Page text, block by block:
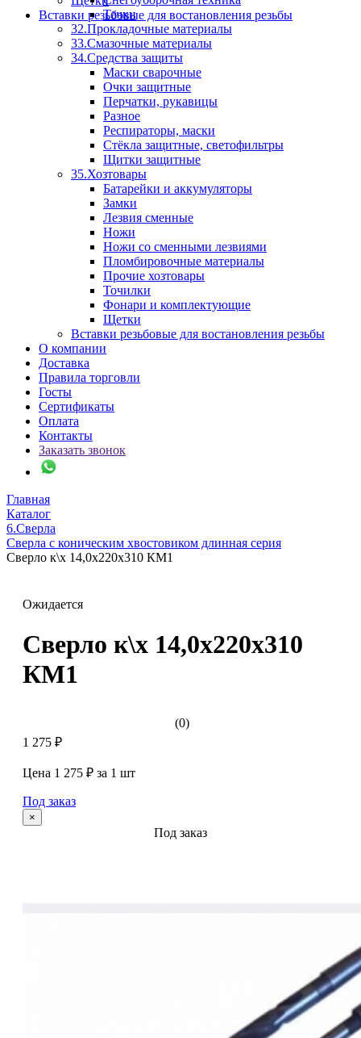
Вставки резьбовые для востановления резьбы
Тачки
32.Прокладочные материалы
33.Смазочные материалы
34.Средства защиты
Маски сварочные
Очки защитные
Перчатки, рукавицы
Разное
Респираторы, маски
Стёкла защитные, светофильтры
Щитки защитные
35.Хозтовары
Батарейки и аккумуляторы
Замки
Лезвия сменные
Ножи
Ножи со сменными лезвиями
Пломбировочные материалы
Прочие хозтовары
Точилки
Фонари и комплектующие
Щетки
Вставки резьбовые для востановления резьбы
О компании
Доставка
Правила торговли
Госты
Сертификаты
Оплата
Контакты
Заказать звонок
Главная
Каталог
6.Сверла
Сверла с коническим хвостовиком длинная серия
Сверло к\х 14,0х220х310 КМ1
Ожидается
Сверло к\х 14,0х220х310
КМ1
(0)
1 275 ₽
Цена 1 275 ₽ за 1 шт
Под заказ
×
Под заказ